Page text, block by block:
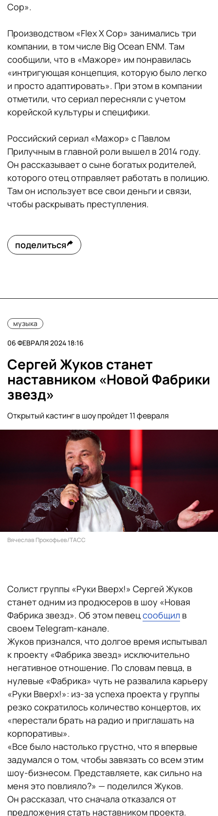
Cop».
Производством «Flex X Cop» занимались три
компании, в том числе Big Ocean ENM. Там
сообщили, что в «Мажоре» им понравилась
«интригующая концепция, которую было легко
и просто адаптировать». При этом в компании
отметили, что сериал пересняли с учетом
корейской культуры и специфики.
Российский сериал «Мажор» с Павлом
Прилучным в главной роли вышел в 2014 году.
Он рассказывает о сыне богатых родителей,
которого отец отправляет работать в полицию.
Там он использует все свои деньги и связи,
чтобы раскрывать преступления.
поделиться
музыка
06 ФЕВРАЛЯ 2024 18:16
Сергей Жуков станет
наставником «Новой Фабрики
звезд»
Открытый кастинг в шоу пройдет 11 февраля
Вячеслав Прокофьев/ТАСС
Солист группы «Руки Вверх!» Сергей Жуков
станет одним из продюсеров в шоу «Новая
Фабрика звезд». Об этом певецсообщил в
своем Telegram-канале.
Жуков признался, что долгое время испытывал
к проекту «Фабрика звезд» исключительно
негативное отношение. По словам певца, в
нулевые «Фабрика» чуть не развалила карьеру
«Руки Вверх!»: из-за успеха проекта у группы
резко сократилось количество концертов, их
«перестали брать на радио и приглашать на
корпоративы».
«Все было настолько грустно, что я впервые
задумался о том, чтобы завязать со всем этим
шоу-бизнесом. Представляете, как сильно на
меня это повлияло?» — поделился Жуков.
Он рассказал, что сначала отказался от
предложения стать наставником проекта.